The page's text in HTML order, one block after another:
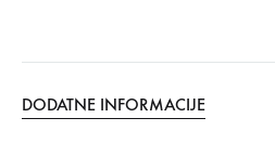
DODATNE INFORMACIJE